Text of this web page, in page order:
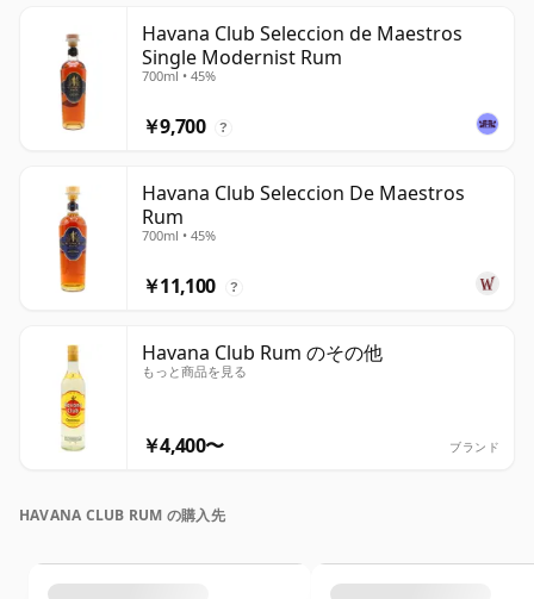
Havana Club Seleccion de Maestros
Single Modernist Rum
700ml • 45%
￥9,700 ?
Havana Club Seleccion De Maestros
Rum
700ml • 45%
￥11,100 ?
Havana Club Rum のその他
もっと商品を見る
￥4,400〜 ブランド
HAVANA CLUB RUM の購入先